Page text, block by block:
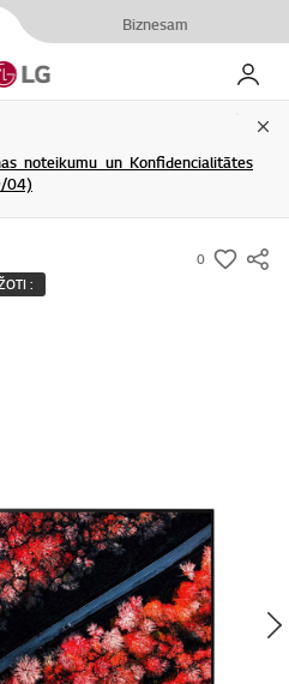
Biznesam
Mans
noteikumu un Konfidencialitātes
04)
0
s
: